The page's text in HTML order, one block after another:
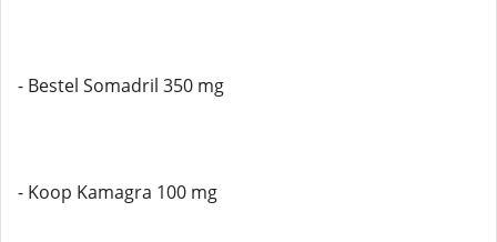
- Bestel Somadril 350 mg
- Koop Kamagra 100 mg